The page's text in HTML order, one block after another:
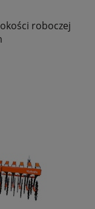
roboczej